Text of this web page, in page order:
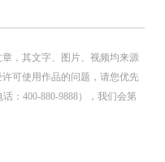
，其文字、图片、视频均来源
可使用作品的问题，请您优先
话：400-880-9888），我们会第